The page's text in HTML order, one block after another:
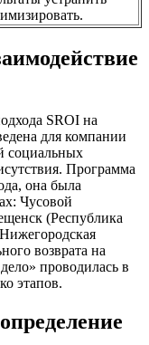
SROI на
для компании
социальных
Программа
она была
Чусовой
(Республика
возврата на
проводилась в
этапов.